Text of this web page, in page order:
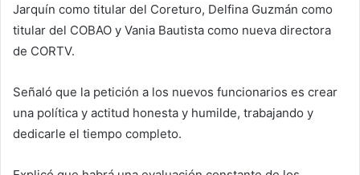
Jarquín como titular del Coreturo, Delfina Guzmán como
titular del COBAO y Vania Bautista como nueva directora
de CORTV.
Señaló que la petición a los nuevos funcionarios es crear
una política y actitud honesta y humilde, trabajando y
dedicarle el tiempo completo.